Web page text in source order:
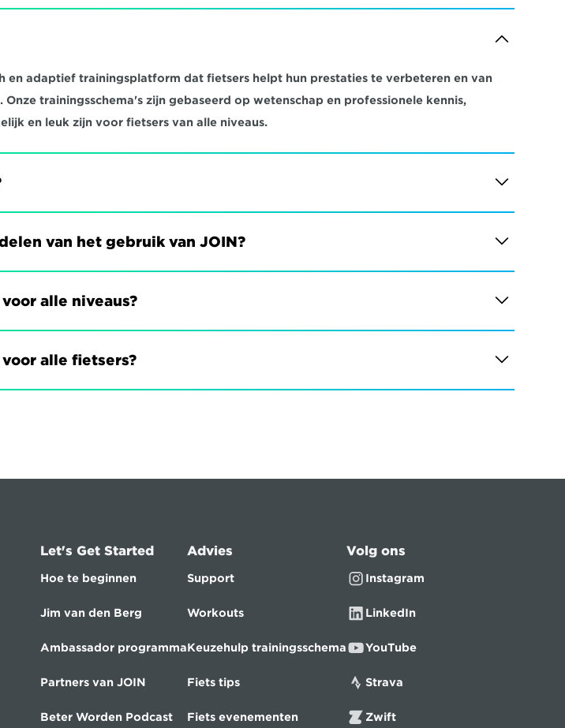
en adaptief trainingsplatform dat fietsers helpt hun prestaties te verbeteren en van
trainingsschema's zijn gebaseerd op wetenschap en professionele kennis,
en leuk zijn voor fietsers van alle niveaus.
van het gebruik van JOIN?
alle niveaus?
alle fietsers?
Let's Get Started
Hoe te beginnen
Jim van den Berg
Ambassador programma
Partners van JOIN
Beter Worden Podcast
Advies
Support
Workouts
Keuzehulp trainingsschema
Fiets tips
Fiets evenementen
Volg ons
Instagram
LinkedIn
YouTube
Strava
Zwift